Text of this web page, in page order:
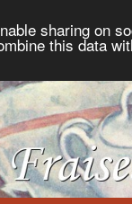
sharing on
this data